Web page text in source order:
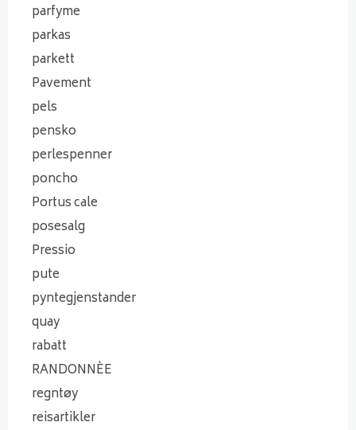
parfyme
parkas
parkett
Pavement
pels
pensko
perlespenner
poncho
Portus cale
posesalg
Pressio
pute
pyntegjenstander
quay
rabatt
RANDONNÈE
regntøy
reisartikler